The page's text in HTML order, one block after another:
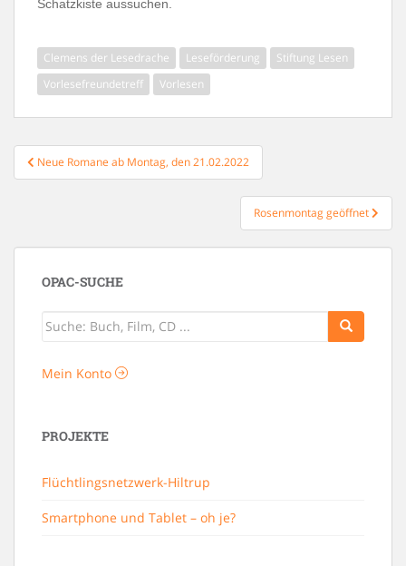
Schatzkiste aussuchen.
Clemens der Lesedrache Leseförderung
Stiftung Lesen
Vorlesefreundetreff
Vorlesen
Beitragsnavigation
Neue Romane ab Montag, den 21.02.2022
Rosenmontag geöffnet
OPAC-SUCHE
Mein Konto
PROJEKTE
Flüchtlingsnetzwerk-Hiltrup
Smartphone und Tablet – oh je?